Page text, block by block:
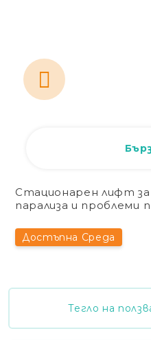
Вход
Стационарен лифт за
парализа и проблеми
Достъпна Среда
Тегло на